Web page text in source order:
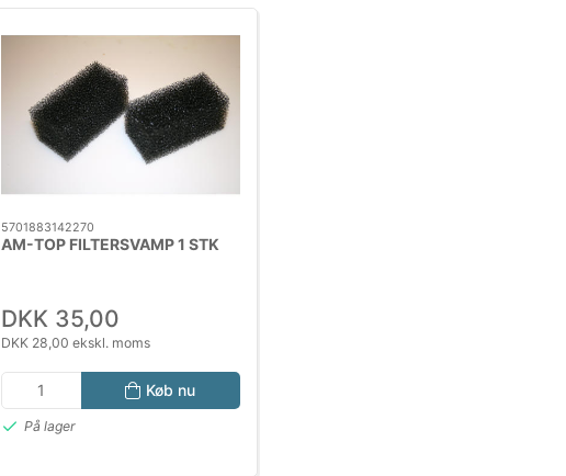
5701883142270
AM-TOP FILTERSVAMP 1 STK
DKK 35,00
DKK 28,00 ekskl. moms
Køb nu
På lager